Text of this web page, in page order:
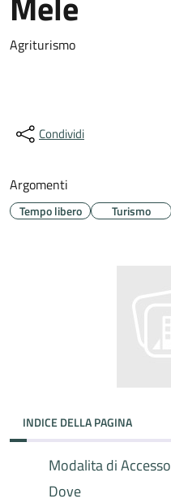
Agriturismo
Condividi
Argomenti
Tempo libero Turismo
INDICE DELLA PAGINA
Modalita di Accesso
Dove